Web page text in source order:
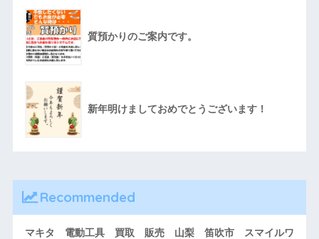
質預かりのご案内です。
新年明けましておめでとうございます！
Recommended
マキタ 電動工具 買取 販売 山梨 笛吹市 スマイルワ